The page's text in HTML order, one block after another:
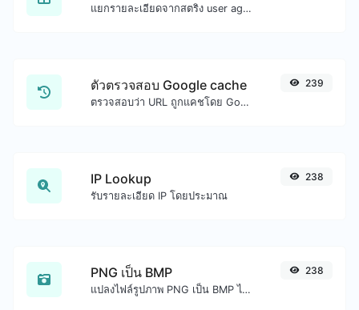
แยกรายละเอียดจากสตริง user agent
ตัวตรวจสอบ Google cache
ตรวจสอบว่า URL ถูกแคชโดย Google หรือไม่
239
IP Lookup
รับรายละเอียด IP โดยประมาณ
238
PNG เป็น BMP
แปลงไฟล์รูปภาพ PNG เป็น BMP ได้อย่างง่ายดาย
238